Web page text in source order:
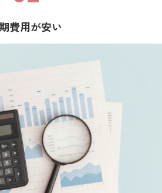
費用が安い